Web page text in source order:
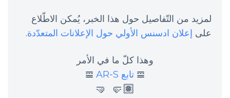
لمزيد من التّفاصيل حول هذا الخبر، يُمكن الاطّلاع
على إعلان ادسنس الأولي حول الإعلانات المتعدّدة.
وهذا كلّ ما في الأمر
𝌘 تابع AR-S 𝌘
🤛🏽 🤜